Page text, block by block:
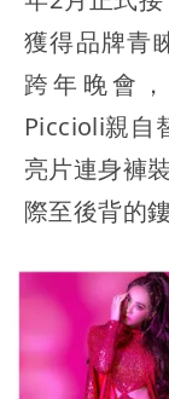
獲得品牌青
跨年晚會
Piccioli親自
亮片連身褲
際至後背的